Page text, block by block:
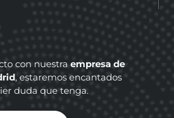
con nuestra empresa de
, estaremos encantados
duda que tenga.